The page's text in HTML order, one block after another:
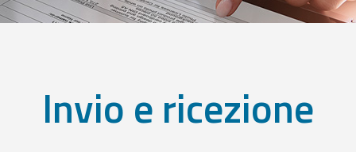
Invio e ricezione